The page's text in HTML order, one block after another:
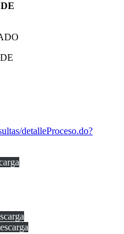
detalleProceso.do?